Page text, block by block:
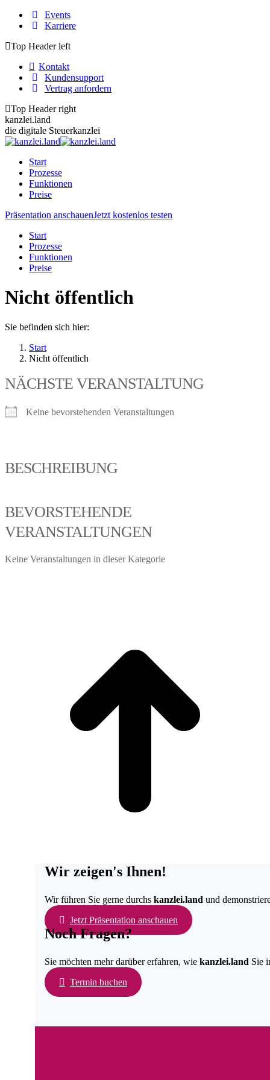
Zum
Inhalt
Events
Karriere
Top Header left
Kontakt
Kundensupport
Vertrag anfordern
Top Header right
kanzlei.land
die digitale Steuerkanzlei
Start
Prozesse
Funktionen
Preise
Präsentation anschauenJetzt kostenlos testen
Start
Prozesse
Funktionen
Preise
Nicht öffentlich
Sie befinden sich hier:
Start
Nicht öffentlich
NÄCHSTE VERANSTALTUNG
Keine bevorstehenden Veranstaltungen
BESCHREIBUNG
BEVORSTEHENDE
VERANSTALTUNGEN
Keine Veranstaltungen in dieser Kategorie
Wir zeigen's Ihnen!
Wir führen Sie gerne durchs kanzlei.land und
Jetzt Präsentation anschauen
Noch Fragen?
Sie möchten mehr darüber erfahren, wie kanzlei.land Sie
Termin buchen